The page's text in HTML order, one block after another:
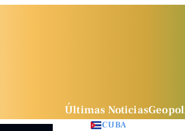
Últimas Noticias
CUBA